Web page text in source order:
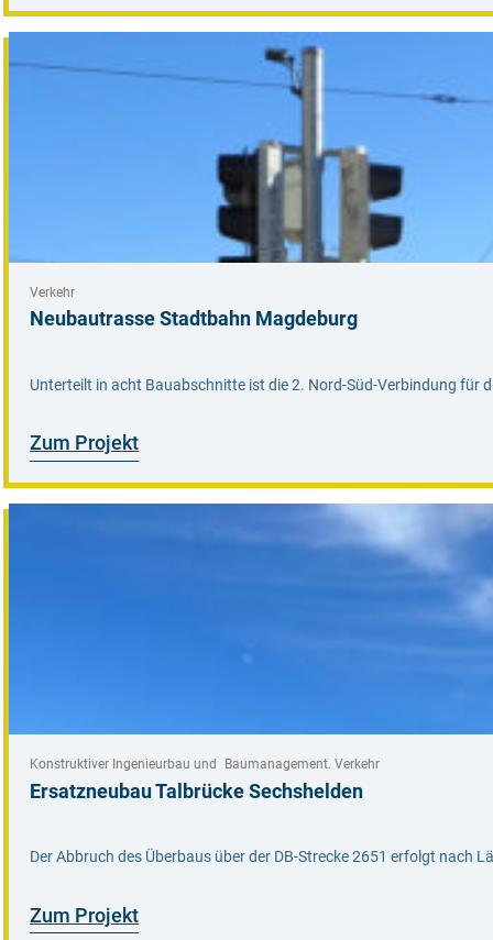
Verkehr
Neubautrasse Stadtbahn Magdeburg
Unterteilt in acht Bauabschnitte ist die 2. Nord-Süd-Verbindung
Zum Projekt
Konstruktiver Ingenieurbau und Baumanagement Verkehr
Ersatzneubau Talbrücke Sechshelden
Der Abbruch des Überbaus über der DB-Strecke 2651 erfolgt nach
Zum Projekt